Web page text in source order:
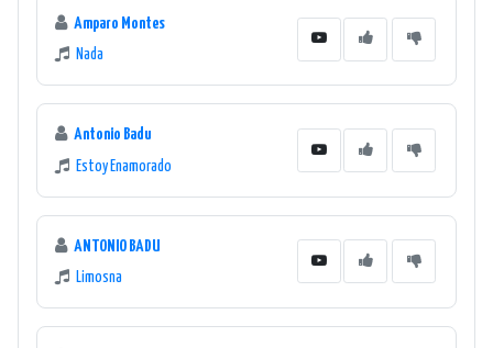
Amparo Montes
Nada
Antonio Badu
Estoy Enamorado
ANTONIO BADU
Limosna